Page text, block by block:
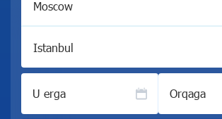
U erga Orqaga